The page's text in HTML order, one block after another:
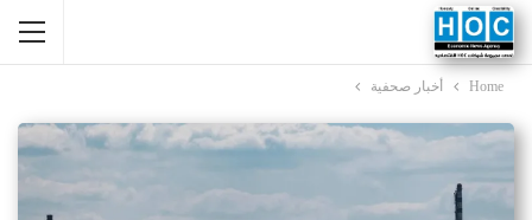
Home أخبار صحفية